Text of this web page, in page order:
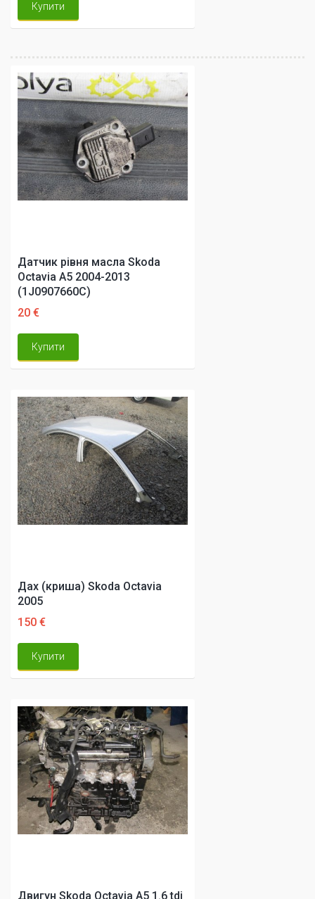
Купити
Датчик рівня масла Skoda
Octavia A5 2004-2013
(1J0907660C)
20 €
Купити
Дах (криша) Skoda Octavia
2005
150 €
Купити
Двигун Skoda Octavia A5 1.6 tdi